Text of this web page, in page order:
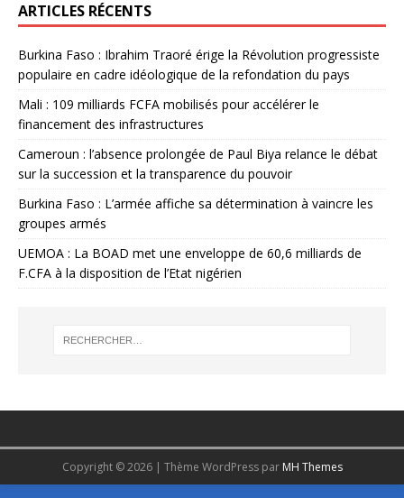
ARTICLES RÉCENTS
Burkina Faso : Ibrahim Traoré érige la Révolution progressiste
populaire en cadre idéologique de la refondation du pays
Mali : 109 milliards FCFA mobilisés pour accélérer le
financement des infrastructures
Cameroun : l’absence prolongée de Paul Biya relance le débat
sur la succession et la transparence du pouvoir
Burkina Faso : L’armée affiche sa détermination à vaincre les
groupes armés
UEMOA : La BOAD met une enveloppe de 60,6 milliards de
F.CFA à la disposition de l’Etat nigérien
Copyright © 2026 | Thème WordPress par MH Themes